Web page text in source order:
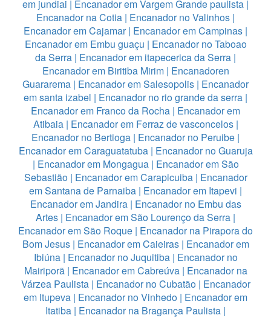
em jundiai | Encanador em Vargem Grande paulista |
Encanador na Cotia | Encanador no Valinhos |
Encanador em Cajamar| Encanador em Campinas |
Encanador em Embu guaçu | Encanador no Taboao
da Serra | Encanador em itapecerica da Serra |
Encanador em Biritiba Mirim| Encanadoren
Guararema | Encanador em Salesopolis | Encanador
em santa izabel | Encanador no rio grande da serra |
Encanador em Franco da Rocha | Encanador em
Atibaia| Encanador em Ferraz de vasconcelos|
Encanador no Bertioga | Encanador no Peruibe |
Encanador em Caraguatatuba| Encanador no Guaruja
| Encanador em Mongagua| Encanador em São
Sebastião| Encanador em Carapicuiba| Encanador
em Santana de Parnaiba | Encanador em Itapevi |
Encanador em Jandira| Encanador no Embu das
Artes | Encanador em São Lourenço da Serra |
Encanador em São Roque | Encanador na Pirapora do
Bom Jesus| Encanador em Caieiras| Encanador em
Ibiúna| Encanador no Juquitiba| Encanador no
Mairiporã| Encanador em Cabreúva| Encanador na
Várzea Paulista| Encanador no Cubatão| Encanador
em Itupeva | Encanador no Vinhedo | Encanador em
Itatiba | Encanador na Bragança Paulista |